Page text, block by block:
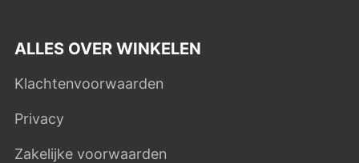
ALLES OVER WINKELEN
Klachtenvoorwaarden
Privacy
Zakelijke voorwaarden